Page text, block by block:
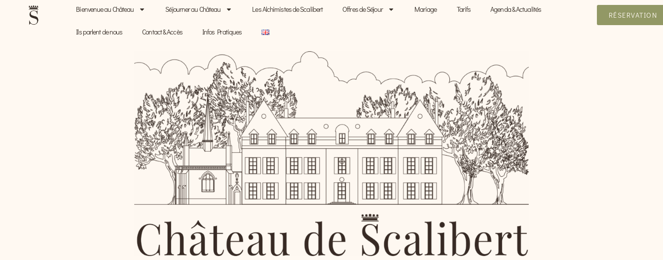
Bienvenue au Château Séjourner au Château Les Alchimistes de Scalibert Offres de Séjour Mariage Tarifs Agenda & Actualités
Ils parlent de nous Contact & Accès Infos Pratiques
RÉSERVATION